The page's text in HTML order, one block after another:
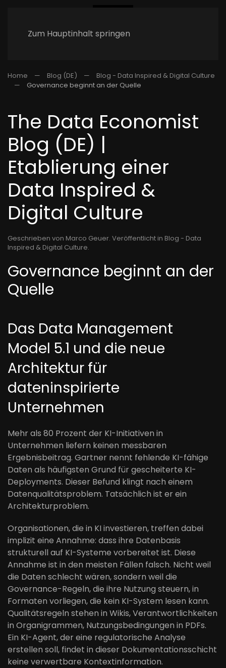
Zum Hauptinhalt springen
Home Blog (DE)
Blog - Data Inspired & Digital Culture
Governance beginnt an der Quelle
The Data Economist
Blog (DE) |
Etablierung einer
Data Inspired &
Digital Culture
Geschrieben von Marco Geuer. Veröffentlicht in Blog - Data
Inspired & Digital Culture.
Governance beginnt an der
Quelle
Das Data Management
Model 5.1 und die neue
Architektur für
dateninspirierte
Unternehmen
Mehr als 80 Prozent der KI-Initiativen in
Unternehmen liefern keinen messbaren
Ergebnisbeitrag. Gartner nennt fehlende KI-fähige
Daten als häufigsten Grund für gescheiterte KI-
Deployments. Dieser Befund klingt nach einem
Datenqualitätsproblem. Tatsächlich ist er ein
Architekturproblem.
Organisationen, die in KI investieren, treffen dabei
implizit eine Annahme: dass ihre Datenbasis
strukturell auf KI-Systeme vorbereitet ist. Diese
Annahme ist in den meisten Fällen falsch. Nicht weil
die Daten schlecht wären, sondern weil die
Governance-Regeln, die ihre Nutzung steuern, in
Formaten vorliegen, die kein KI-System lesen kann.
Qualitätsregeln stehen in Wikis, Verantwortlichkeiten
in Organigrammen, Nutzungsbedingungen in PDFs.
Ein KI-Agent, der eine regulatorische Analyse
erstellen soll, findet in dieser Dokumentationsschicht
keine verwertbare Kontextinformation.